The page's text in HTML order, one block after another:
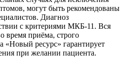
могут быть рекомендованы
Диагноз
с критериями МКБ-11. Вся
время приёма, строго
«Новый ресурс» гарантирует
при желании пациента.